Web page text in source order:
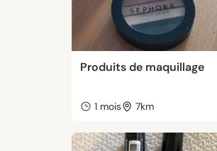
Produits de maquillage
1 mois 7km